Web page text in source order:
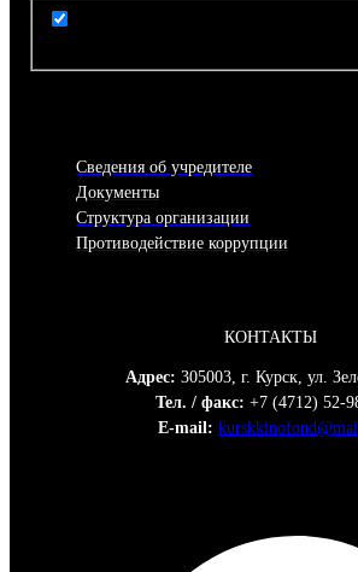
Сведения об учредителе
Документы
Структура организации
Противодействие коррупции
КОНТАКТЫ
Адрес: 305003, г. Курск, ул.
Тел. / факс: +7 (4712) 52-
E-mail: